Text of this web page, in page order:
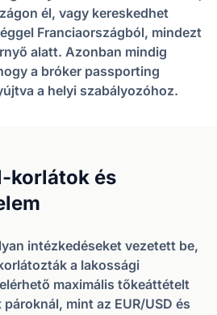
él, vagy kereskedhet
Franciaországból, mindezt
alatt. Azonban mindig
a bróker passporting
a helyi szabályozóhoz.
korlátok és
intézkedéseket vezetett be,
a lakossági
maximális tőkeáttételt
mint az EUR/USD és